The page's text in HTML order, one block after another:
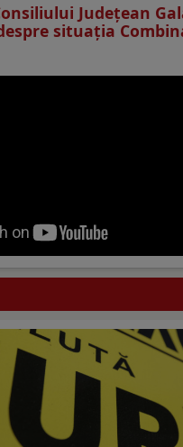
Judeţean
situaţia